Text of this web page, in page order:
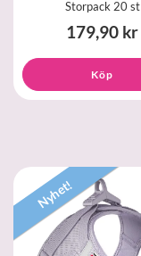
Storpack 20 st
179,90 kr
Köp
Nyhet!